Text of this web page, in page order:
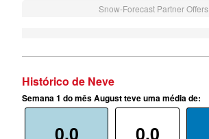
Snow-Forecast Partner Offers
Histórico de Neve
Semana 1 do mês August teve uma média de:
0.0 0.0